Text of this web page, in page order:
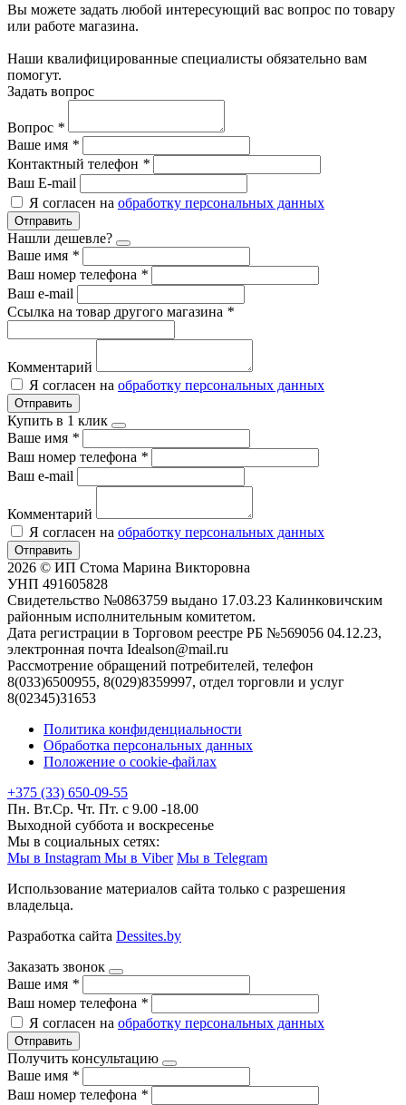
Вы можете задать любой интересующий вас вопрос по товару
или работе магазина.
Наши квалифицированные специалисты обязательно вам
помогут.
Задать вопрос
Вопрос *
Ваше имя *
Контактный телефон *
Ваш E-mail
Я согласен на обработку персональных данных
Отправить
Нашли дешевле?
Ваше имя *
Ваш номер телефона *
Ваш e-mail
Ссылка на товар другого магазина *
Комментарий
Я согласен на обработку персональных данных
Отправить
Купить в 1 клик
Ваше имя *
Ваш номер телефона *
Ваш e-mail
Комментарий
Я согласен на обработку персональных данных
Отправить
2026 © ИП Стома Марина Викторовна
УНП 491605828
Свидетельство №0863759 выдано 17.03.23 Калинковичским
районным исполнительным комитетом.
Дата регистрации в Торговом реестре РБ №569056 04.12.23,
электронная почта Idealson@mail.ru
Рассмотрение обращений потребителей, телефон
8(033)6500955, 8(029)8359997, отдел торговли и услуг
8(02345)31653
Политика конфиденциальности
Обработка персональных данных
Положение о cookie-файлах
+375 (33) 650-09-55
Пн. Вт.Ср. Чт. Пт. с 9.00 -18.00
Выходной суббота и воскресенье
Мы в социальных сетях:
Мы в Instagram Мы в Viber Мы в Telegram
Использование материалов сайта только с разрешения
владельца.
Разработка сайта Dessites.by
Заказать звонок
Ваше имя *
Ваш номер телефона *
Я согласен на обработку персональных данных
Отправить
Получить консультацию
Ваше имя *
Ваш номер телефона *